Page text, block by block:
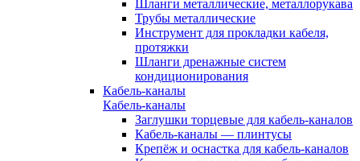
Шланги металлические, металлорукава
Трубы металлические
Инструмент для прокладки кабеля,
протяжки
Шланги дренажные систем
кондиционирования
Кабель-каналы
Кабель-каналы
Заглушки торцевые для кабель-каналов
Кабель-каналы — плинтусы
Крепёж и оснастка для кабель-каналов